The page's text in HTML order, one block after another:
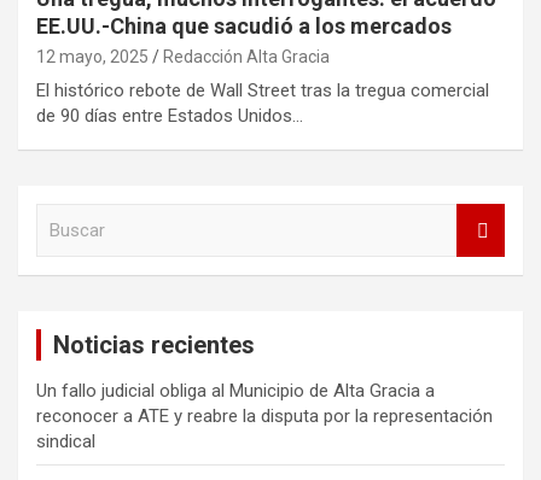
EE.UU.-China que sacudió a los mercados
12 mayo, 2025 Redacción Alta Gracia
El histórico rebote de Wall Street tras la tregua comercial
de 90 días entre Estados Unidos…
Noticias recientes
Un fallo judicial obliga al Municipio de Alta Gracia a
reconocer a ATE y reabre la disputa por la representación
sindical